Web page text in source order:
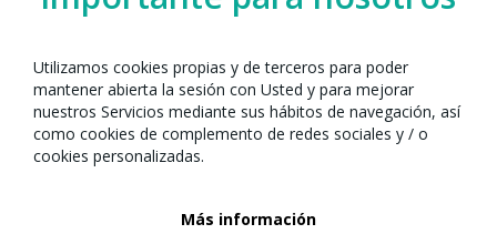
Utilizamos cookies propias y de terceros para poder
mantener abierta la sesión con Usted y para mejorar
nuestros Servicios mediante sus hábitos de navegación, así
como cookies de complemento de redes sociales y / o
cookies personalizadas.
Más información
Organizado por el Any Nou Xinès amb
Humi & Joy